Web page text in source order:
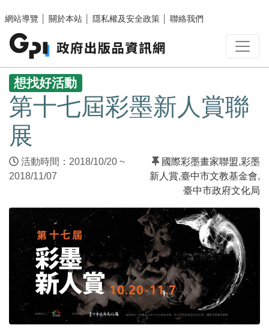
網站導覽
關於本站 隱私權及安全政策 聯絡我們
:::
想找好活動
第十七屆彩墨新人賞聯
展
活動時間：2018/10/20 ~
2018/11/07
國際彩墨畫家聯盟,彩墨
新人賞,臺中市文教基金會,
臺中市政府文化局